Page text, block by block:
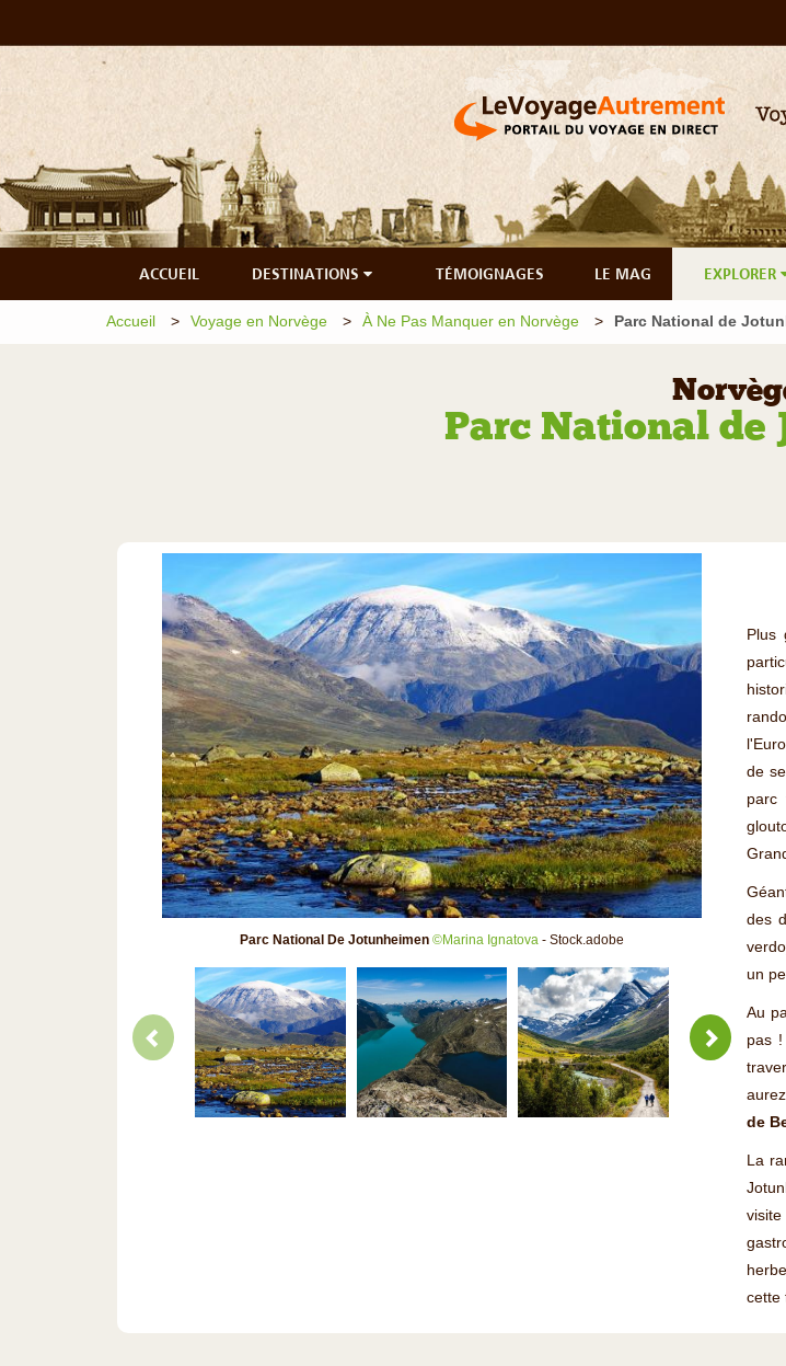
ACCUEIL DESTINATIONS TÉMOIGNAGES LE MAG EXPLORER
Accueil Voyage en Norvège À Ne Pas Manquer en Norvège Parc National de
Parc National de
Parc National De Jotunheimen ©Marina Ignatova - Stock.adobe
Plus
de
parc
des
un
Au
pas
de
La
cette